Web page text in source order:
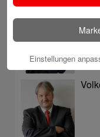
Einstellungen